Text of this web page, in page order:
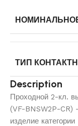
ТИП
Description
Проходной 2-кл.
(VF-BNSW2P-CR)
изделие категории